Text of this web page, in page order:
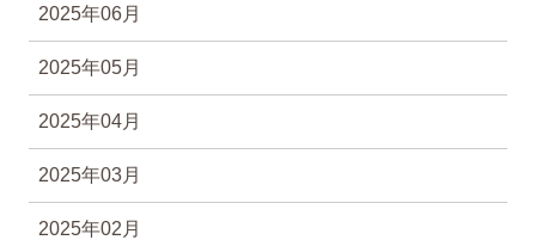
2025年06月
2025年05月
2025年04月
2025年03月
2025年02月